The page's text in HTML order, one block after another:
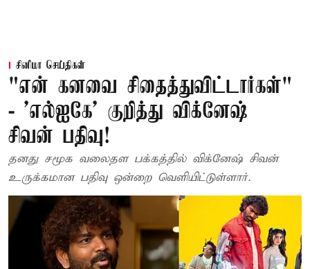
சினிமா செய்திகள்
"என் கனவை சிதைத்துவிட்டார்கள்"
- 'எல்ஐகே' குறித்து விக்னேஷ்
சிவன் பதிவு!
தனது சமூக வலைதள பக்கத்தில் விக்னேஷ் சிவன்
உருக்கமான பதிவு ஒன்றை வெளியிட்டுள்ளார்.